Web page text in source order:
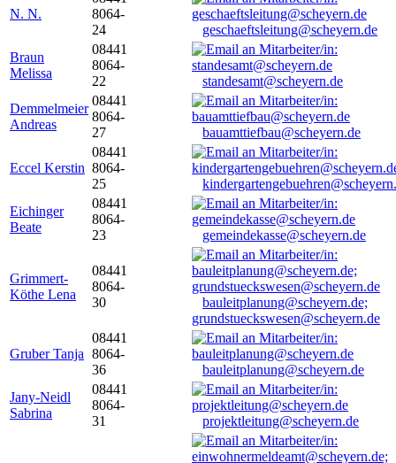
N. N.
8064-
24
geschaeftsleitung@scheyern.de
Braun
Melissa
08441
8064-
22
standesamt@scheyern.de
Demmelmeier
Andreas
08441
8064-
27
bauamttiefbau@scheyern.de
Eccel Kerstin
08441
8064-
25
Eichinger
Beate
08441
8064-
23
gemeindekasse@scheyern.de
Grimmert-
Köthe Lena
08441
8064-
30
bauleitplanung@scheyern.de;
grundstueckswesen@scheyern.de
Gruber Tanja
08441
8064-
36
bauleitplanung@scheyern.de
Jany-Neidl
Sabrina
08441
8064-
31
projektleitung@scheyern.de